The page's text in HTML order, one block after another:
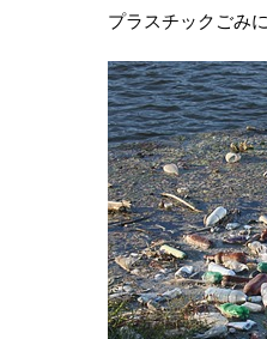
プラスチックごみ